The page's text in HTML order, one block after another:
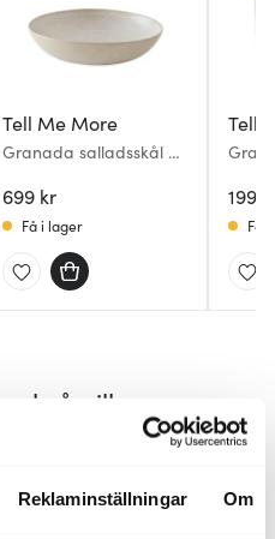
Reklaminställningar Om
Tell Me More
Granada salladsskål M
699 kr
Få i lager
Tell
199
Få
gillar